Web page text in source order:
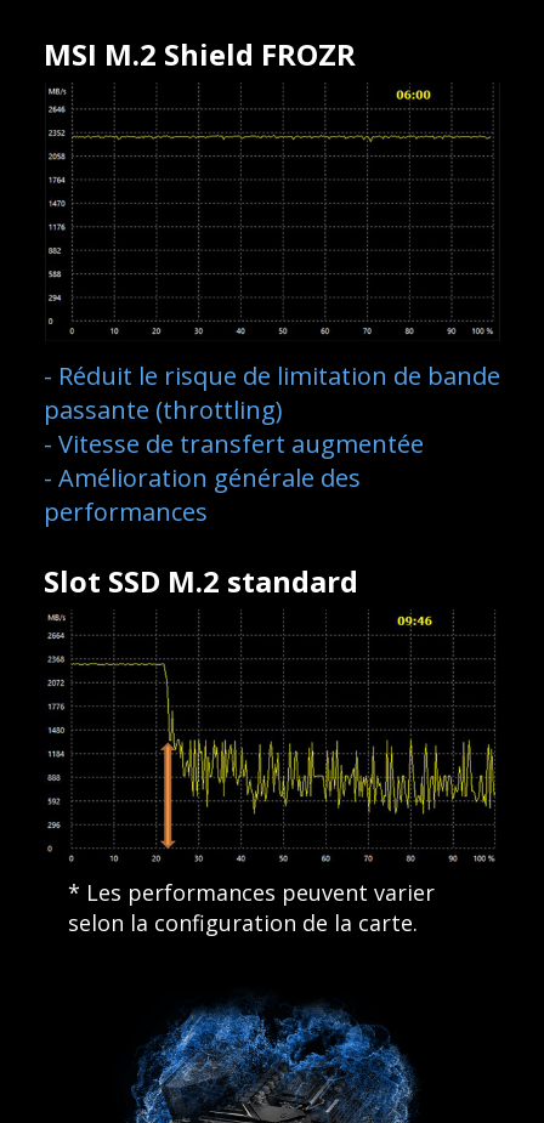
MSI M.2 Shield FROZR
- Réduit le risque de limitation de bande
passante (throttling)
- Vitesse de transfert augmentée
- Amélioration générale des
performances
Slot SSD M.2 standard
* Les performances peuvent varier
selon la configuration de la carte.